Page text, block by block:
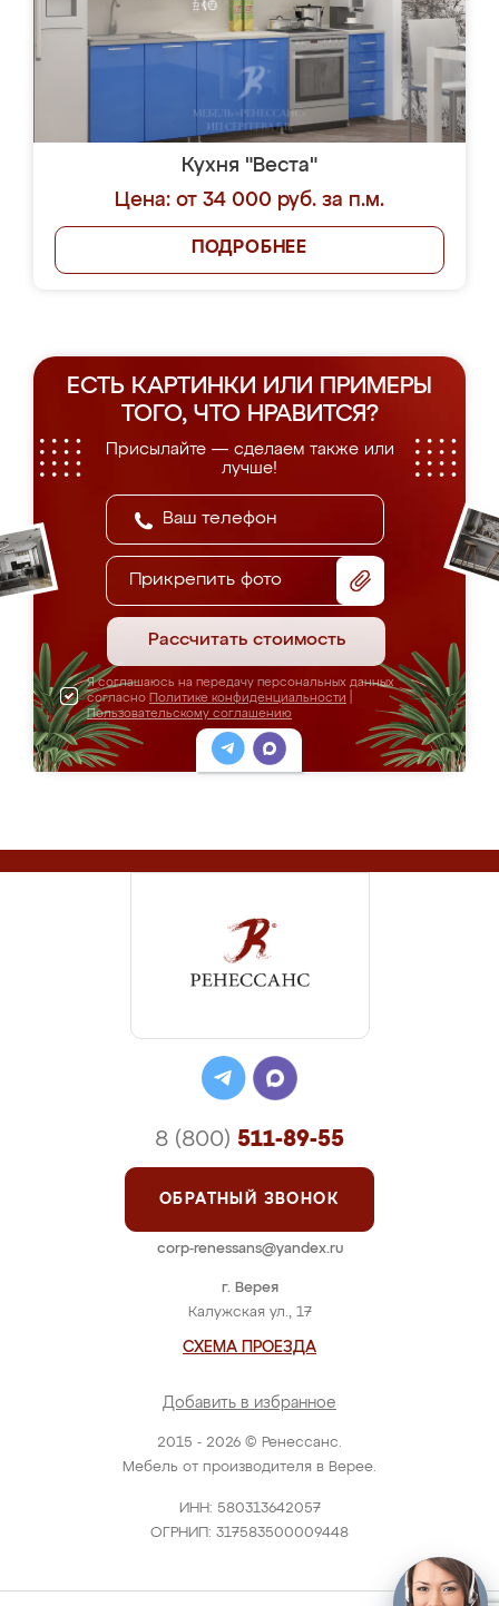
Кухня "Веста"
Цена: от 34 000 руб. за п.м.
ПОДРОБНЕЕ
ЕСТЬ КАРТИНКИ ИЛИ ПРИМЕРЫ
ТОГО, ЧТО НРАВИТСЯ?
Присылайте — сделаем также или
лучше!
Прикрепить фото
Рассчитать стоимость
Я соглашаюсь на передачу персональных данных
согласно Политике конфиденциальности
Пользовательскому соглашению
2015 - 2026 © Ренессанс.
Мебель от производителя в Верее.
ИНН: 580313642057
ОГРНИП: 317583500009448
г. Верея
Калужская ул., 17
СХЕМА ПРОЕЗДА
Добавить в избранное
8 (800) 511-89-55
ОБРАТНЫЙ ЗВОНОК
corp-renessans@yandex.ru